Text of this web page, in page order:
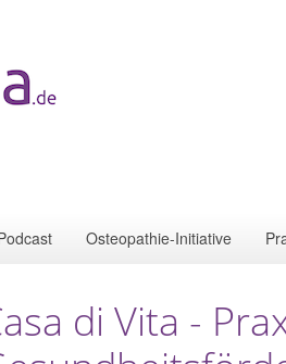
Osteopathie-Initiative
di Vita -